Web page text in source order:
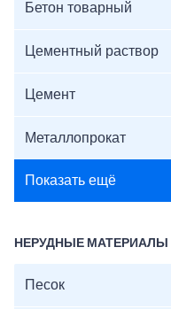
Бетон товарный
Цементный раствор
Цемент
Металлопрокат
Показать ещё
НЕРУДНЫЕ МАТЕРИАЛЫ
Песок